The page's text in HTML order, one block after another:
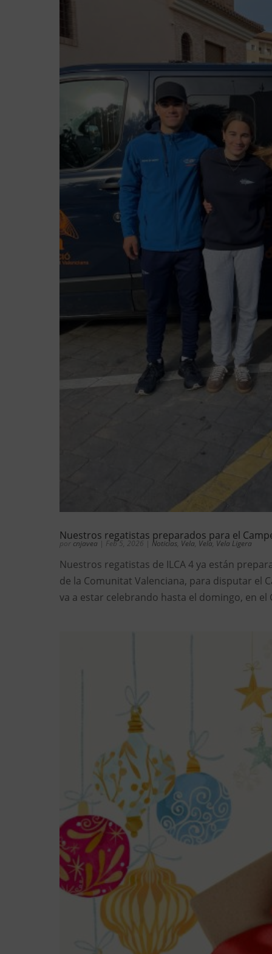
Nuestros regatistas preparados para el
por cnjavea | Feb 5, 2026 | Noticias Vela Vela Vela Ligera
Nuestros regatistas de ILCA 4 ya están
de la Comunitat Valenciana, para disputar el
va a estar celebrando hasta el domingo, en el